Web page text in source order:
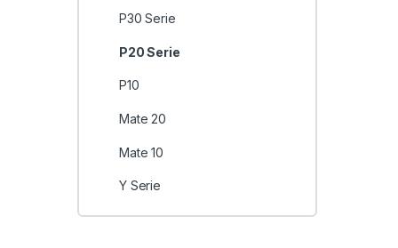
P30 Serie
P20 Serie
P10
Mate 20
Mate 10
Y Serie